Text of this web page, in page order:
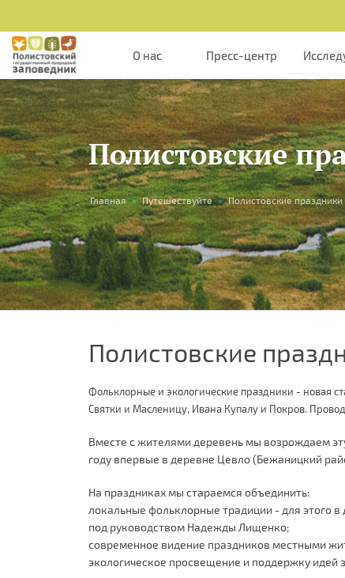
О нас Пресс-центр
Полистовские
Вы
здесь
Главная » Путешествуйте » Полистовские праздники
Полистовские
Фольклорные и экологические праздники - новая
Святки и Масленицу, Ивана Купалу и Покров.
Вместе с жителями деревень мы возрождаем
году впервые в деревне Цевло (Бежаницкий
На праздниках мы стараемся объединить:
локальные фольклорные традиции - для этого в
под руководством Надежды Лищенко;
современное видение праздников местными
экологическое просвещение и поддержку идей